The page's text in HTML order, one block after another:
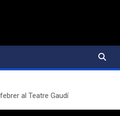
al Teatre Gaudí